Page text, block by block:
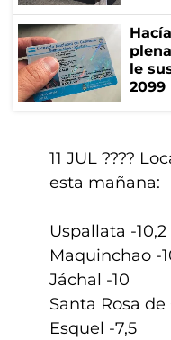
le
2099
11 JUL ????
esta mañana:
Uspallata -10,2
Maquinchao -
Jáchal -10
Santa Rosa de
Esquel -7,5